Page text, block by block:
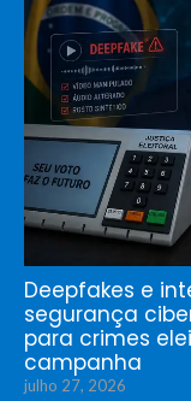
Deepfakes e
segurança
para crimes
campanha
julho 27, 2026